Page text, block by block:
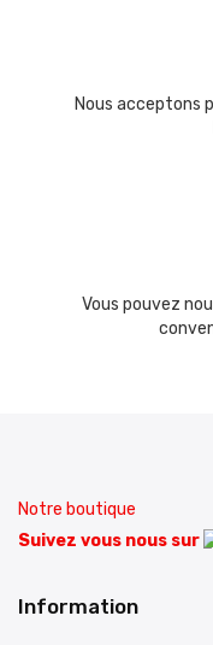
Nous acceptons
Vous pouvez
Notre boutique
Suivez vous nous sur
Information